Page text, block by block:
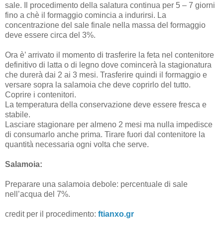
sale. Il procedimento della salatura continua per 5 – 7 giorni
fino a chè il formaggio comincia a indurirsi. La
concentrazione del sale finale nella massa del formaggio
deve essere circa del 3%.
Ora è’ arrivato il momento di trasferire la feta nel contenitore
definitivo di latta o di legno dove comincerà la stagionatura
che durerà dai 2 ai 3 mesi. Trasferire quindi il formaggio e
versare sopra la salamoia che deve coprirlo del tutto.
Coprire i contenitori.
La temperatura della conservazione deve essere fresca e
stabile.
Lasciare stagionare per almeno 2 mesi ma nulla impedisce
di consumarlo anche prima. Tirare fuori dal contenitore la
quantità necessaria ogni volta che serve.
Salamoia:
Preparare una salamoia debole: percentuale di sale
nell’acqua del 7%.
credit per il procedimento: ftianxo.gr